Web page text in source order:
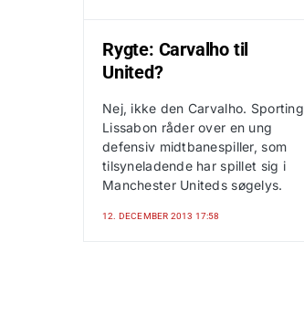
Rygte: Carvalho til
United?
Nej, ikke den Carvalho. Sporting
Lissabon råder over en ung
defensiv midtbanespiller, som
tilsyneladende har spillet sig i
Manchester Uniteds søgelys.
12. DECEMBER 2013 17:58